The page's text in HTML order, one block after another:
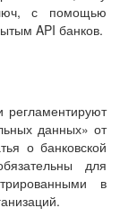
с помощью
API банков.
данных» от
о банковской
для
в